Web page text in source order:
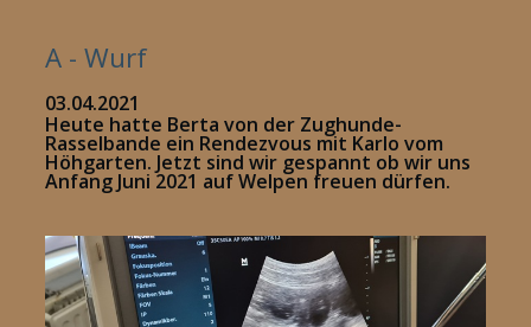
A - Wurf
03.04.2021
Heute hatte Berta von der Zughunde-
Rasselbande ein Rendezvous mit Karlo vom
Höhgarten. Jetzt sind wir gespannt ob wir uns
Anfang Juni 2021 auf Welpen freuen dürfen.